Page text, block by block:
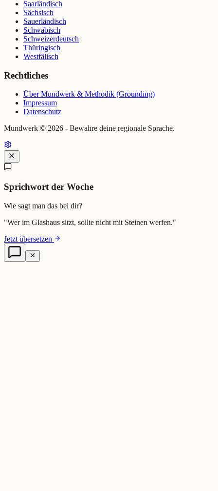
Saarländisch
Sächsisch
Sauerländisch
Schwäbisch
Schweizerdeutsch
Thüringisch
Westfälisch
Rechtliches
Über Mundwerk & Methodik (Grounding)
Impressum
Datenschutz
Mundwerk © 2026 - Bewahre deine regionale Sprache.
Sprichwort der Woche
Wie sagt man das bei dir?
"Wer im Glashaus sitzt, sollte nicht mit Steinen werfen."
Jetzt übersetzen